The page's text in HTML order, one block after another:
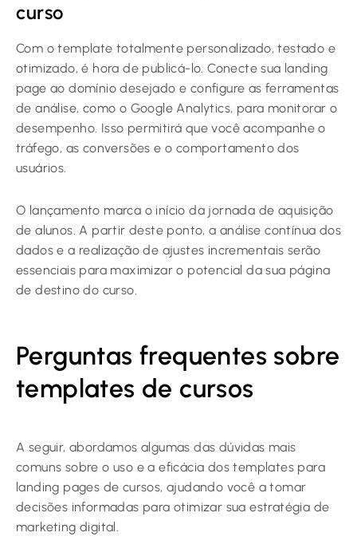
curso
Com o template totalmente personalizado, testado e
otimizado, é hora de publicá-lo. Conecte sua landing
page ao domínio desejado e configure as ferramentas
de análise, como o Google Analytics, para monitorar o
desempenho. Isso permitirá que você acompanhe o
tráfego, as conversões e o comportamento dos
usuários.
O lançamento marca o início da jornada de aquisição
de alunos. A partir deste ponto, a análise contínua dos
dados e a realização de ajustes incrementais serão
essenciais para maximizar o potencial da sua página
de destino do curso.
Perguntas frequentes sobre
templates de cursos
A seguir, abordamos algumas das dúvidas mais
comuns sobre o uso e a eficácia dos templates para
landing pages de cursos, ajudando você a tomar
decisões informadas para otimizar sua estratégia de
marketing digital.